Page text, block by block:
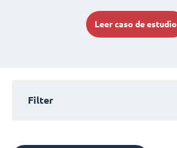
Leer caso de estudio
Filter